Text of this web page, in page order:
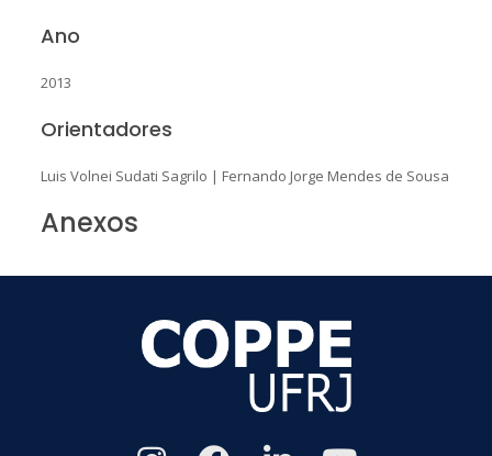
Ano
2013
Orientadores
Luis Volnei Sudati Sagrilo | Fernando Jorge Mendes de Sousa
Anexos